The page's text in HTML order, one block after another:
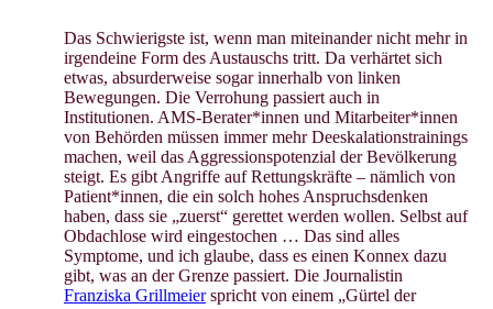
Das Schwierigste ist, wenn man miteinander nicht mehr in
irgendeine Form des Austauschs tritt. Da verhärtet sich
etwas, absurderweise sogar innerhalb von linken
Bewegungen. Die Verrohung passiert auch in
Institutionen. AMS-Berater*innen und Mitarbeiter*innen
von Behörden müssen immer mehr Deeskalationstrainings
machen, weil das Aggressionspotenzial der Bevölkerung
steigt. Es gibt Angriffe auf Rettungskräfte – nämlich von
Patient*innen, die ein solch hohes Anspruchsdenken
haben, dass sie „zuerst“ gerettet werden wollen. Selbst auf
Obdachlose wird eingestochen … Das sind alles
Symptome, und ich glaube, dass es einen Konnex dazu
gibt, was an der Grenze passiert. Die Journalistin
Franziska Grillmeierspricht von einem „Gürtel der